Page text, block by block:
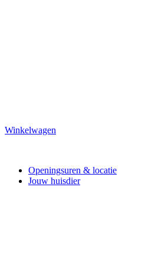
Winkelwagen
Openingsuren & locatie
Jouw huisdier